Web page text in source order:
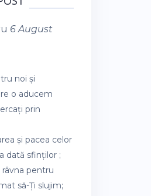
6 August
noi și
o aducem
prin
și pacea celor
dată sfinților ;
pentru
să-Ți slujim;